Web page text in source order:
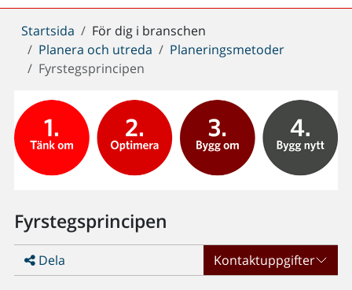
Du
är
här:
Startsida
För dig i branschen
Planera och utreda
Planeringsmetoder
Fyrstegsprincipen
Fyrstegsprincipen
Dela Kontaktuppgifter